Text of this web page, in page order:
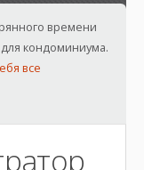
времени
кондоминиума.
все